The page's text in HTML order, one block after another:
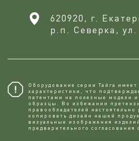
620920, г.
р.п. Северка,
Оборудование серии Тайга
характеристики, что
патентами на полезные модели
образцы. Во избежании
правообладателей настоятельно
копировaть дизайн нашей
визуальные изображения
предварительного согласования